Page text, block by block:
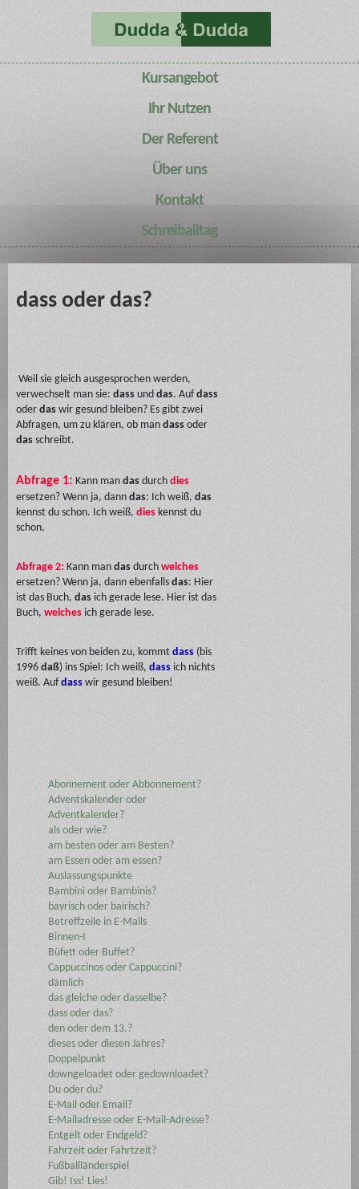
Kursangebot
Ihr Nutzen
Der Referent
Über uns
Kontakt
Schreiballtag
dass oder das?
Weil sie gleich ausgesprochen werden,
verwechselt man sie: dass und das. Aufdass
oder das wir gesund bleiben? Es gibt zwei
Abfragen, um zu klären, ob man dass oder
das schreibt.
Abfrage 1: Kann man das durch dies
ersetzen? Wenn ja, dann das: Ich weiß, das
kennst du schon. Ich weiß, dies kennst du
schon.
Abfrage 2: Kann man das durch welches
ersetzen? Wenn ja, dann ebenfalls das: Hier
ist das Buch, das ich gerade lese. Hier ist das
Buch, welches ich gerade lese.
Trifft keines von beiden zu, kommt dass (bis
1996 daß) ins Spiel: Ich weiß, dass ich nichts
weiß. Auf dass wir gesund bleiben!
Abonnement oder Abbonnement?
Adventskalender oder
Adventkalender?
als oder wie?
am besten oder am Besten?
am Essen oder am essen?
Auslassungspunkte
Bambini oder Bambinis?
bayrisch oder bairisch?
Betreffzeile in E-Mails
Binnen-I
Büfett oder Buffet?
Cappuccinos oder Cappuccini?
dämlich
das gleiche oder dasselbe?
dass oder das?
den oder dem 13.?
dieses oder diesen Jahres?
Doppelpunkt
downgeloadet oder gedownloadet?
Du oder du?
E-Mail oder Email?
E-Mailadresse oder E-Mail-Adresse?
Entgelt oder Endgeld?
Fahrzeit oder Fahrtzeit?
Fußballländerspiel
Gib! Iss! Lies!